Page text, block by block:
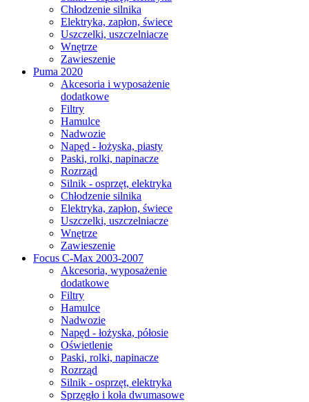
Chłodzenie silnika
Elektryka, zapłon, świece
Uszczelki, uszczelniacze
Wnętrze
Zawieszenie
Puma 2020
Akcesoria i wyposażenie
dodatkowe
Filtry
Hamulce
Nadwozie
Napęd - łożyska, piasty
Paski, rolki, napinacze
Rozrząd
Silnik - osprzęt, elektryka
Chłodzenie silnika
Elektryka, zapłon, świece
Uszczelki, uszczelniacze
Wnętrze
Zawieszenie
Focus C-Max 2003-2007
Akcesoria, wyposażenie
dodatkowe
Filtry
Hamulce
Nadwozie
Napęd - łożyska, półosie
Oświetlenie
Paski, rolki, napinacze
Rozrząd
Silnik - osprzęt, elektryka
Sprzęgło i koła dwumasowe